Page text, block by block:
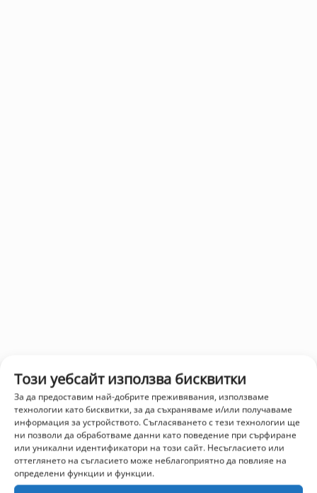
Този уебсайт използва бисквитки
За да предоставим най-добрите преживявания, използваме
технологии като бисквитки, за да съхраняваме и/или получаваме
информация за устройството. Съгласяването с тези технологии ще
ни позволи да обработваме данни като поведение при сърфиране
или уникални идентификатори на този сайт. Несъгласието или
оттеглянето на съгласието може неблагоприятно да повлияе на
определени функции и функции.